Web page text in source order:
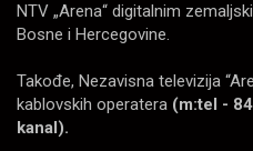
NTV „Arena“ digitalnim
Bosne i Hercegovine.
Takođe, Nezavisna televizija
kablovskih operatera (m:tel -
kanal).